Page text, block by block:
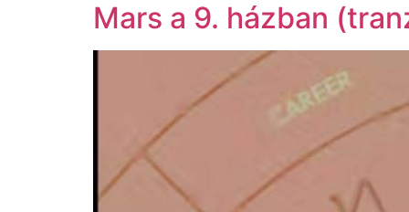
Mars a 9. házban